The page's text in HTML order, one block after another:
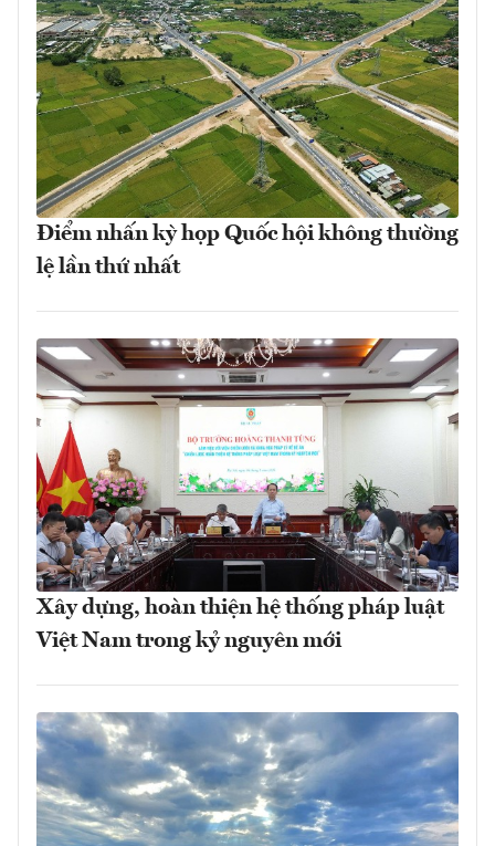
Điểm nhấn kỳ họp Quốc hội không thường
lệ lần thứ nhất
Xây dựng, hoàn thiện hệ thống pháp luật
Việt Nam trong kỷ nguyên mới